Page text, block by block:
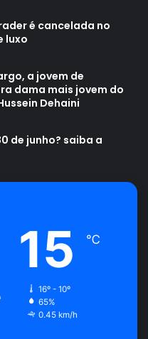
Canva Pro)
semeadura, ocorre o
Já a colheita da
é cancelada no
luxo
a jovem de
dama mais jovem do
Dehaini
de junho? saiba a
15 ℃
16º - 10º
65%
0.45 km/h